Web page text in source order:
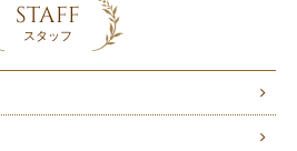
STAFF
スタッフ